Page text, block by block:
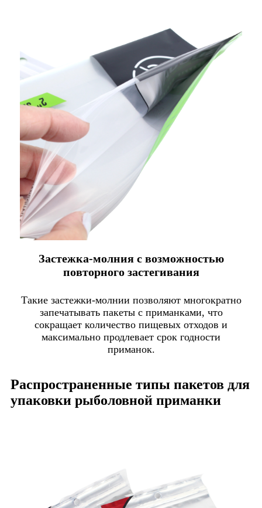
Застежка-молния с возможностью
повторного застегивания
Такие застежки-молнии позволяют многократно
запечатывать пакеты с приманками, что
сокращает количество пищевых отходов и
максимально продлевает срок годности
приманок.
Распространенные типы пакетов для
упаковки рыболовной приманки